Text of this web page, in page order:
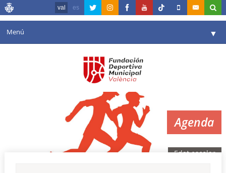
val es
Menú ▼
▼
▼
Agenda
Edat escolar